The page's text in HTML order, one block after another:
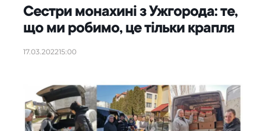
Сестри монахині з Ужгорода: те,
що ми робимо, це тільки крапля
17.03.202215:00